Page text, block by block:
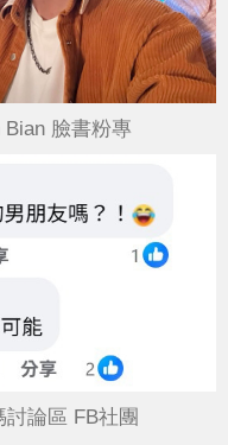
臉書粉專
論區 FB社團